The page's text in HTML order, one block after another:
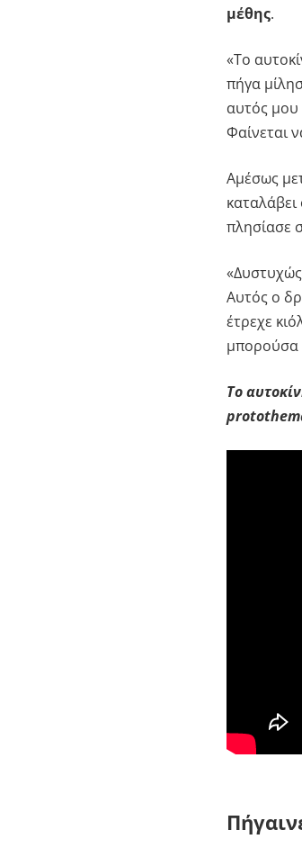
μέθης.
«Το
πήγα
αυτός μου
Φαίνεται
Αμέσως
πλησίασε
Αυτός ο
έτρεχε
μπορούσα
Το